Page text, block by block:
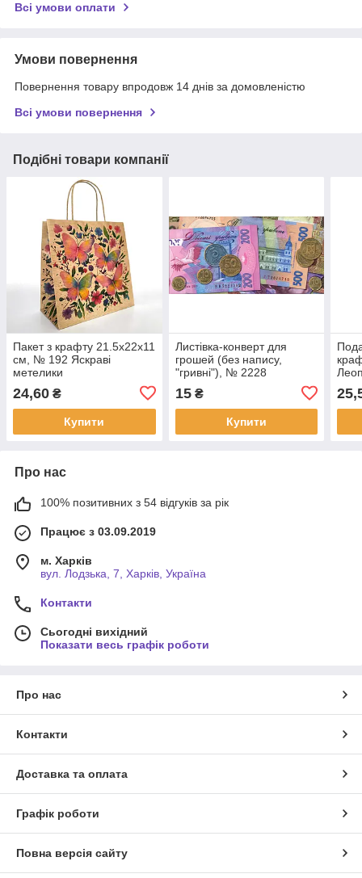
Всі умови оплати
Умови повернення
Повернення товару впродовж 14 днів за домовленістю
Всі умови повернення
Подібні товари компанії
Пакет з крафту 21.5х22х11
см, № 192 Яскраві
метелики
24,60 ₴
Купити
Листівка-конверт для
грошей (без напису,
"гривні"), № 2228
15₴
Купити
Про нас
100% позитивних з 54 відгуків за рік
Працює з 03.09.2019
м. Харків
вул. Лодзька, 7, Харків, Україна
Контакти
Сьогодні вихідний
Показати весь графік роботи
Про нас
Контакти
Доставка та оплата
Графік роботи
Повна версія сайту